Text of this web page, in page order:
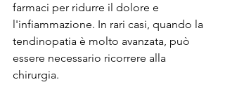
farmaci per ridurre il dolore e
l'infiammazione. In rari casi, quando la
tendinopatia è molto avanzata, può
essere necessario ricorrere alla
chirurgia.